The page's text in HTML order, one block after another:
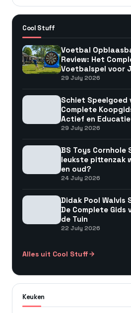
Cool Stuff
Voetbal
Review: Het
Voetbalspel voor
29 July 2026
Schiet Speelgoed
Complete
Actief en
29 July 2026
BS Toys Cornhole
leukste pittenzak
en oud?
24 July 2026
Didak Pool Walvis
De Complete
de Tuin
22 July 2026
Alles uit Cool Stuff
Keuken